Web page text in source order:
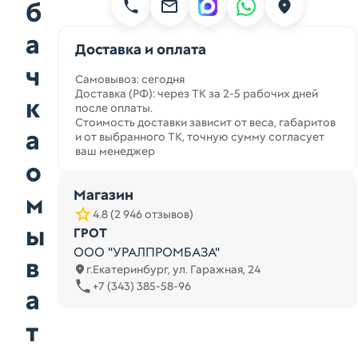
б
а
ч
к
а
о
м
ы
в
а
т
Доставка и оплата
Самовывоз: сегодня
Доставка (РФ): через ТК за 2-5 рабочих дней
после оплаты.
Стоимость доставки зависит от веса, габаритов
и от выбранного ТК, точную сумму согласует
ваш менеджер
Магазин
4.8 (2 946 отзывов)
ГРОТ
ООО "УРАЛПРОМБАЗА"
г.Екатеринбург, ул. Гаражная, 24
+7 (343) 385-58-96